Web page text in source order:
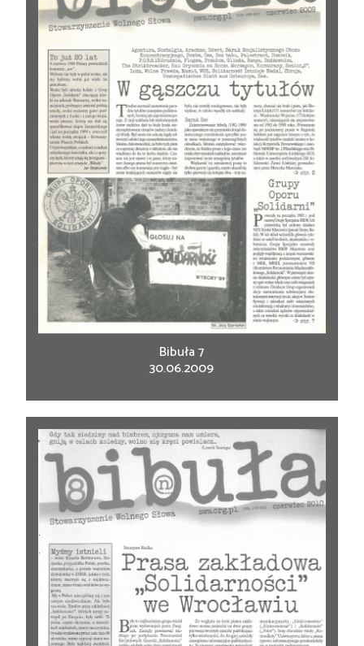
Bibuła 7
30.06.2009